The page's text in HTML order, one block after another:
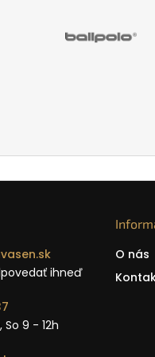
ihneď
So 9 - 12h
O nás